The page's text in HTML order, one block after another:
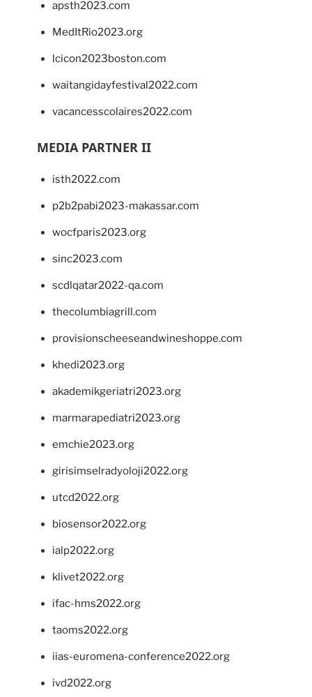
apsth2023.com
MedItRio2023.org
lcicon2023boston.com
waitangidayfestival2022.com
vacancesscolaires2022.com
MEDIA PARTNER II
isth2022.com
p2b2pabi2023-makassar.com
wocfparis2023.org
sinc2023.com
scdlqatar2022-qa.com
thecolumbiagrill.com
provisionscheeseandwineshoppe.com
khedi2023.org
akademikgeriatri2023.org
marmarapediatri2023.org
emchie2023.org
girisimselradyoloji2022.org
utcd2022.org
biosensor2022.org
ialp2022.org
klivet2022.org
ifac-hms2022.org
taoms2022.org
iias-euromena-conference2022.org
ivd2022.org